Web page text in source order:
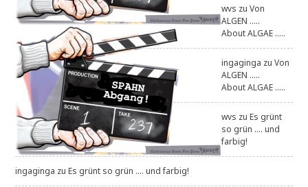
wvs zuVon
ALGEN .....
About ALGAE .....
ingaginga zuVon
ALGEN .....
About ALGAE .....
wvs zuEs grünt
so grün .... und
farbig!
ingaginga zuEs grünt so grün .... und farbig!